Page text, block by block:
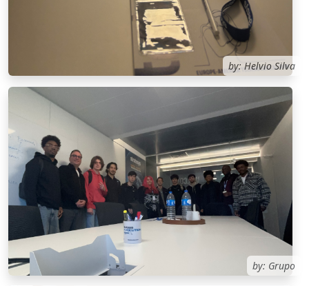
by: Helvio Silva
by: Grupo